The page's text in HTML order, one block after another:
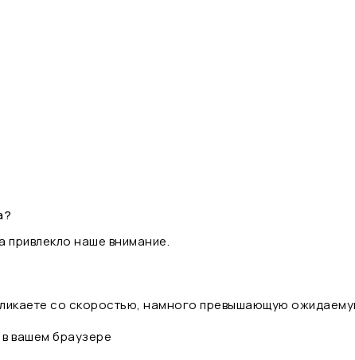
привлекло наше внимание.
со скоростью, намного превышающую
вашем браузере